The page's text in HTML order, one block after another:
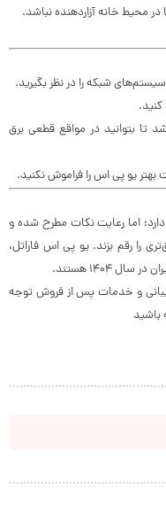
محیط خانه آزاردهنده نباشد.
شبکه را در نظر بگیرید.
کنید.
حداقل ۱۵ تا ۳۰ دقیقه باشد تا بتوانید در مواقع قطعی برق
بهتر یو پی اس را فراموش نکنید.
اما رعایت نکات مطرح شده و
را رقم بزند. یو پی اس فاراتل،
و خدمات پس از فروش توجه
باشید